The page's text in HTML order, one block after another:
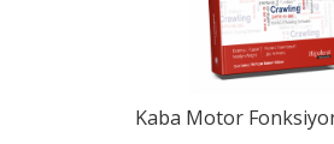
Kaba Motor